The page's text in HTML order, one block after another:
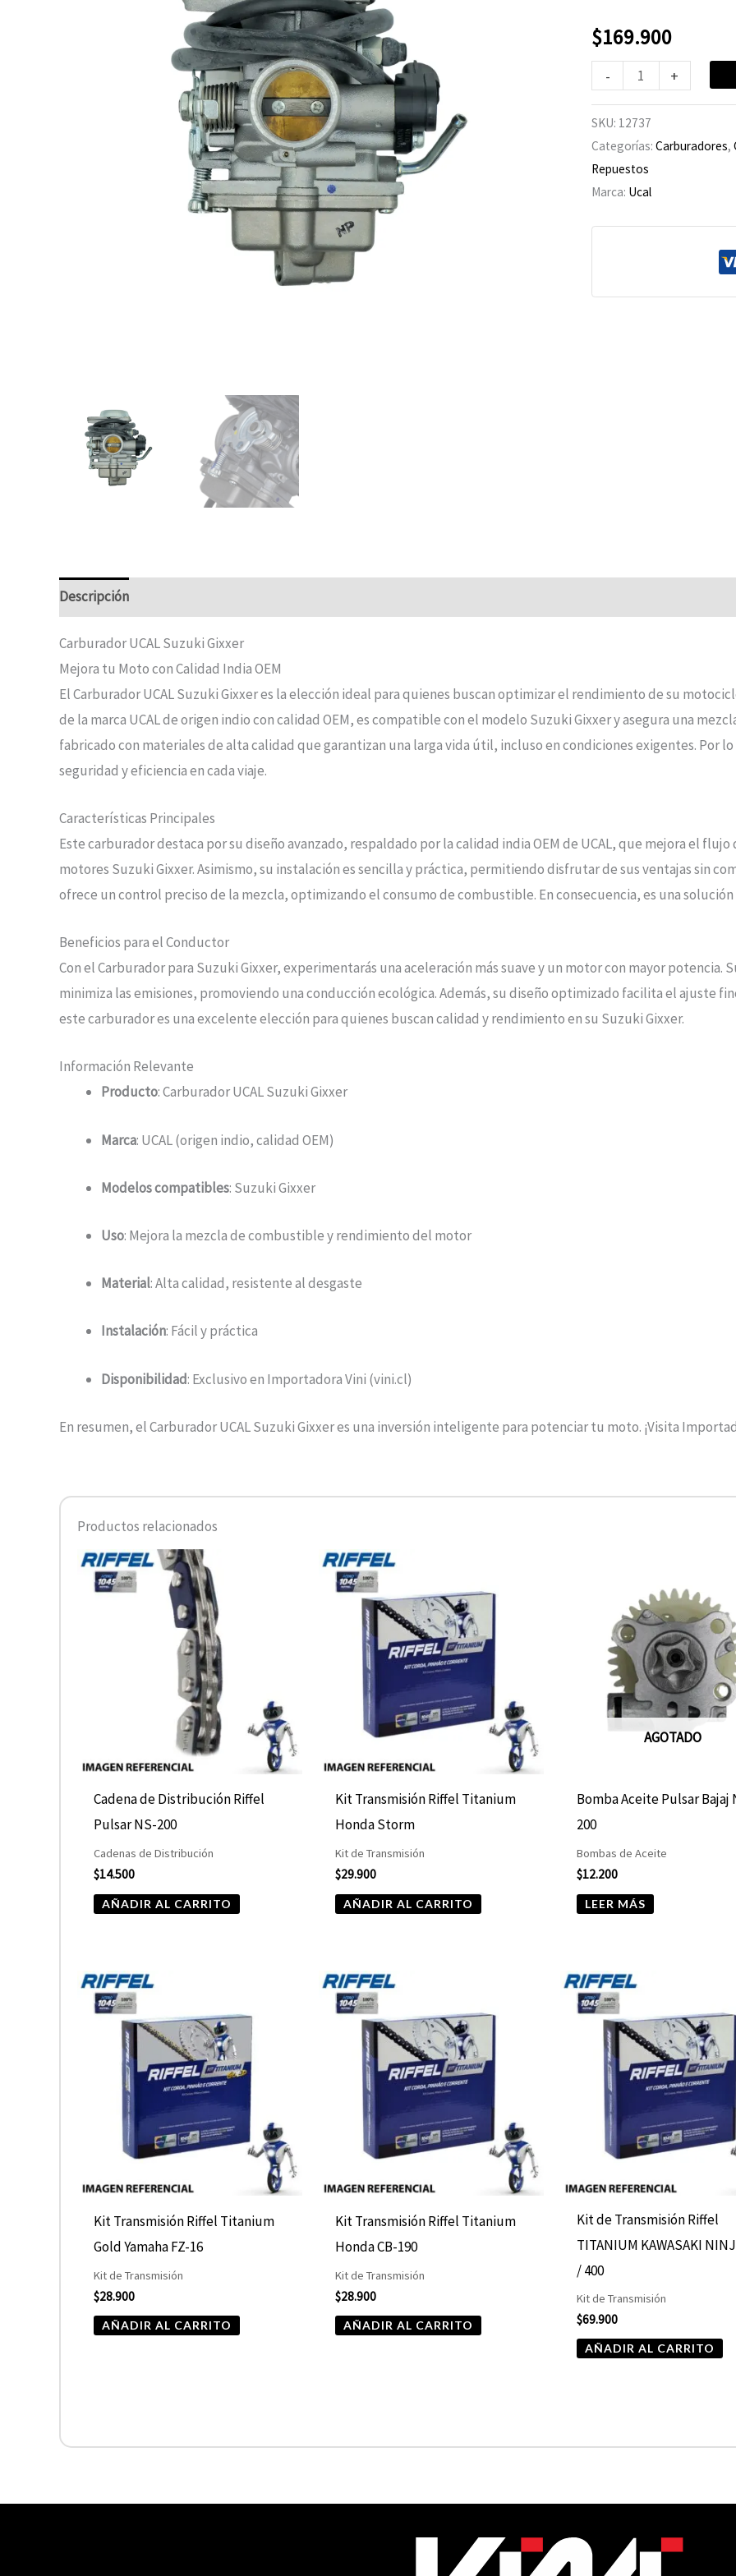
$169.900
- +
SKU: 12737
Categorías: Carburadores,
Repuestos
Marca: Ucal
Descripción
Carburador UCAL Suzuki Gixxer
Mejora tu Moto con Calidad India OEM
El Carburador UCAL Suzuki Gixxer es la elección ideal para quienes buscan optimizar el rendimiento de su
de la marca UCAL de origen indio con calidad OEM, es compatible con el modelo Suzuki Gixxer y asegura una
fabricado con materiales de alta calidad que garantizan una larga vida útil, incluso en condiciones exigentes. Por
seguridad y eficiencia en cada viaje.
Características Principales
Este carburador destaca por su diseño avanzado, respaldado por la calidad india OEM de UCAL, que mejora el
motores Suzuki Gixxer. Asimismo, su instalación es sencilla y práctica, permitiendo disfrutar de sus ventajas sin
ofrece un control preciso de la mezcla, optimizando el consumo de combustible. En consecuencia, es una
Beneficios para el Conductor
Con el Carburador para Suzuki Gixxer, experimentarás una aceleración más suave y un motor con mayor
minimiza las emisiones, promoviendo una conducción ecológica. Además, su diseño optimizado facilita el ajuste
este carburador es una excelente elección para quienes buscan calidad y rendimiento en su Suzuki Gixxer.
Información Relevante
Producto: Carburador UCAL Suzuki Gixxer
Marca: UCAL (origen indio, calidad OEM)
Modelos compatibles: Suzuki Gixxer
Uso: Mejora la mezcla de combustible y rendimiento del motor
Material: Alta calidad, resistente al desgaste
Instalación: Fácil y práctica
Disponibilidad: Exclusivo en Importadora Vini (vini.cl)
En resumen, el Carburador UCAL Suzuki Gixxer es una inversión inteligente para potenciar tu moto. ¡Visita
Productos relacionados
Cadena de Distribución Riffel
Pulsar NS-200
Cadenas de Distribución
$14.500
AÑADIR AL CARRITO
Kit Transmisión Riffel Titanium
Honda Storm
Kit de Transmisión
$29.900
AÑADIR AL CARRITO
AGOTADO
Bomba Aceite Pulsar Bajaj
200
Bombas de Aceite
$12.200
LEER MÁS
Kit Transmisión Riffel Titanium
Gold Yamaha FZ-16
Kit de Transmisión
$28.900
AÑADIR AL CARRITO
Kit Transmisión Riffel Titanium
Honda CB-190
Kit de Transmisión
$28.900
AÑADIR AL CARRITO
Kit de Transmisión Riffel
TITANIUM KAWASAKI
/ 400
Kit de Transmisión
$69.900
AÑADIR AL CARRITO